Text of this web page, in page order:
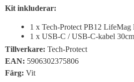
Kit inkluderar:
1 x Tech-Protect PB12 LifeMag
1 x USB-C / USB-C-kabel 30cm
Tillverkare: Tech-Protect
EAN: 5906302375806
Färg: Vit